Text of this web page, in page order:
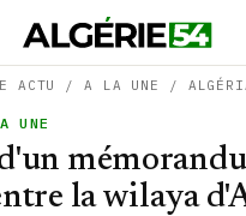
ACTU /A LA UNE /
UNE
la wilaya